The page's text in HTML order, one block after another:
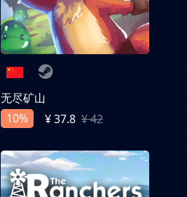
无尽矿山
10%
¥ 37.8 ¥ 42